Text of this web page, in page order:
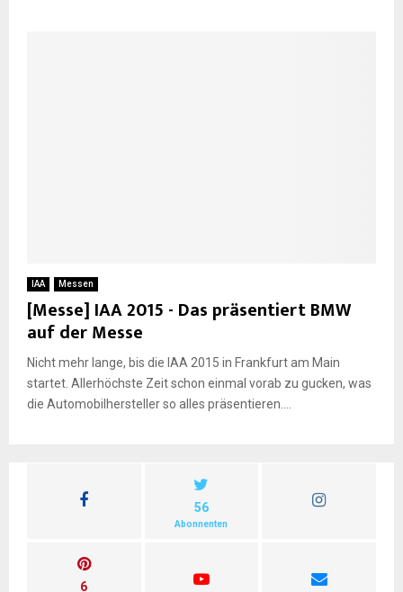
IAA Messen
[Messe] IAA 2015 - Das präsentiert BMW
auf der Messe
Nicht mehr lange, bis die IAA 2015 in Frankfurt am Main
startet. Allerhöchste Zeit schon einmal vorab zu gucken, was
die Automobilhersteller so alles präsentieren....
56
Abonnenten
6